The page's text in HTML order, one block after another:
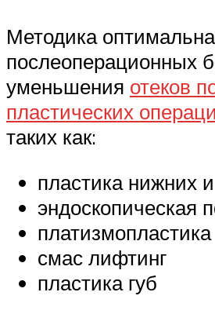
Методика
послеоперационных
уменьшения отеков
пластических
таких как:
пластика нижних
эндоскопическая
платизмопластика
смас лифтинг
пластика губ